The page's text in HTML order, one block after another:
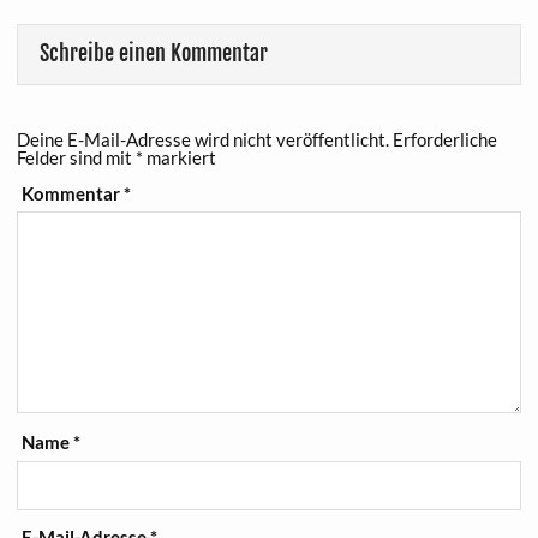
Schreibe einen Kommentar
Deine E-Mail-Adresse wird nicht veröffentlicht. Erforderliche
Felder sind mit * markiert
Kommentar*
Name*